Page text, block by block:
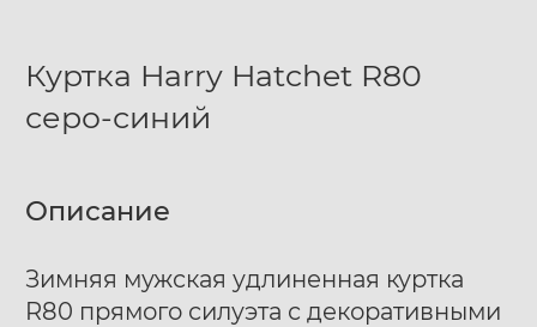
Куртка Harry Hatchet R80
серо-синий
Описание
Зимняя мужская удлиненная куртка
R80 прямого силуэта с декоративными